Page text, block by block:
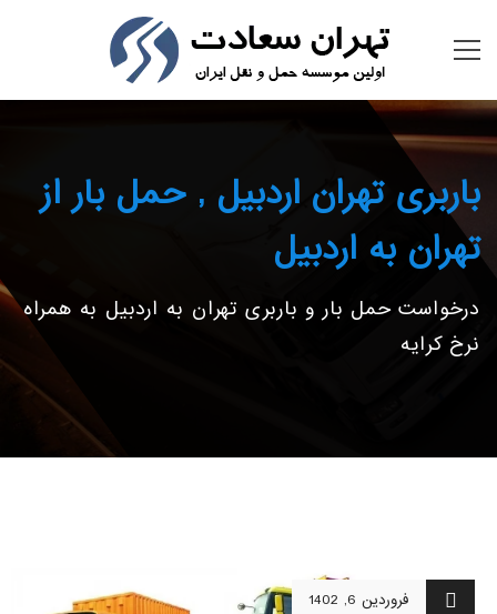
باربری تهران اردبیل , حمل بار از
تهران به اردبیل
درخواست حمل بار و باربری تهران به اردبیل به همراه
نرخ کرایه
فروردین 6, 1402